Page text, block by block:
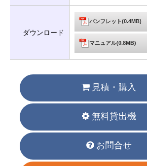
ダウンロード
パンフレット(0.4MB)
マニュアル(0.8MB)
見積・購入
無料貸出機
お問合せ